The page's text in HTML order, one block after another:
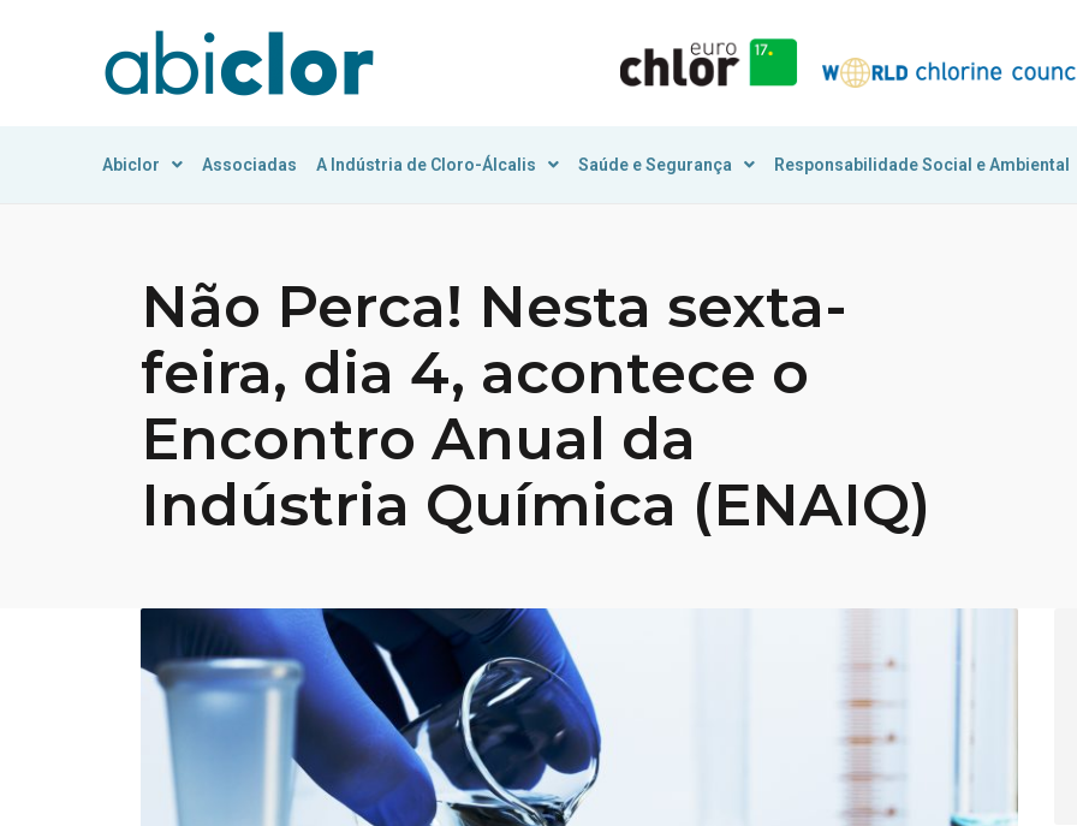
Abiclor Associadas A Indústria de Cloro-Álcalis Saúde e Segurança Responsabilidade Social e Ambiental
Não Perca! Nesta sexta-
feira, dia 4, acontece o
Encontro Anual da
Indústria Química (ENAIQ)